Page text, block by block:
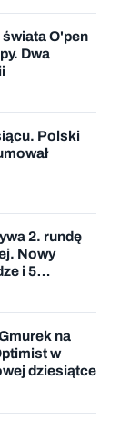
O'pen
Dwa
Polski
2. rundę
Nowy
i 5
na
w
dziesiątce